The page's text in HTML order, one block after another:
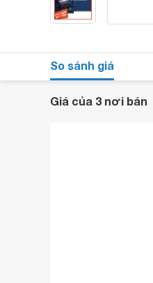
So sánh giá
Giá của 3 nơi bán